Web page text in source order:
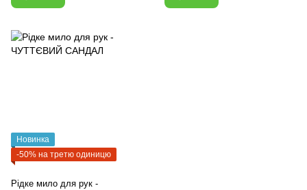
Новинка
-50% на третю одиницю
Рідке мило для рук -